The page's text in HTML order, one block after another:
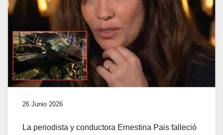
26 Junio 2026
La periodista y conductora Ernestina Pais falleció